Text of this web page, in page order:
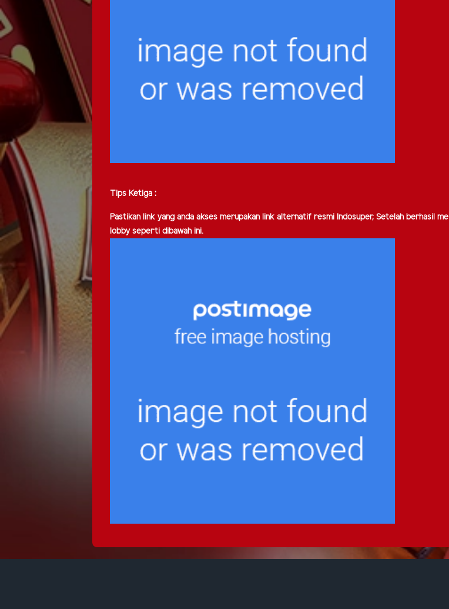
Tips Ketiga :
Pastikan link yang anda akses merupakan link alternatif resmi Indosuper, Setelah berhasil
lobby seperti dibawah ini.